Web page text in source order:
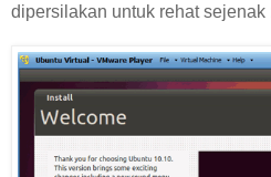
dipersilakan untuk rehat sejenak